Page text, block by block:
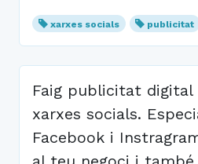
xarxes socials publicitat
Faig publicitat digital
xarxes socials.
Facebook i